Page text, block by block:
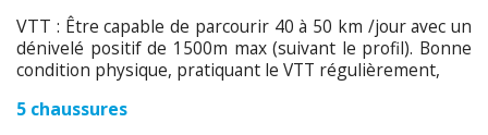
VTT : Être capable de parcourir 40 à 50 km /jour avec un
dénivelé positif de 1500m max (suivant le profil). Bonne
condition physique, pratiquant le VTT régulièrement,
5 chaussures